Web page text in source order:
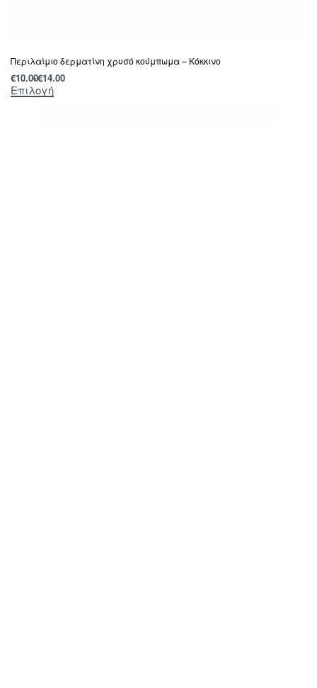
Περιλαίμιο δερματίνη χρυσό κούμπωμα – Κόκκινο
€10.00€14.00
Επιλογή